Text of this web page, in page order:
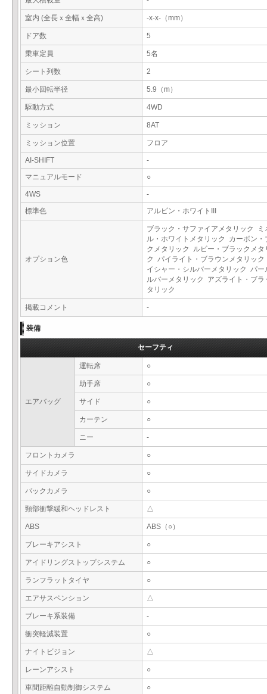
室内 (全長ｘ全幅ｘ全高) -x-x-（mm）
ドア数 5
乗車定員 5名
シート列数 2
最小回転半径 5.9（m）
駆動方式 4WD
ミッション 8AT
ミッション位置 フロア
AI-SHIFT
-
マニュアルモード
○
4WS
-
標準色
アルピン・ホワイトIII
オプション色
ブラック・サファイアメタリック ミ
ル・ホワイトメタリック カーボン・
クメタリック ルビー・ブラックメタ
ク パイライト・ブラウンメタリッ
イシャー・シルバーメタリック パー
ルバーメタリック アズライト・ブラ
タリック
掲載コメント -
装備
セーフティ
エアバッグ
運転席 ○
助手席 ○
サイド ○
カーテン ○
ニー -
フロントカメラ ○
サイドカメラ ○
バックカメラ ○
頸部衝撃緩和ヘッドレスト △
ABS ABS（○）
ブレーキアシスト ○
アイドリングストップシステム ○
ランフラットタイヤ ○
エアサスペンション △
ブレーキ系装備 -
衝突軽減装置 ○
ナイトビジョン △
レーンアシスト ○
車間距離自動制御システム ○